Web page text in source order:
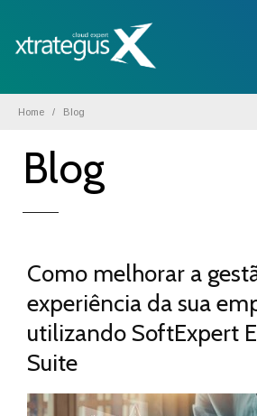
Home Blog
Blog
Como melhorar a
experiência da sua
utilizando SoftExpert
Suite